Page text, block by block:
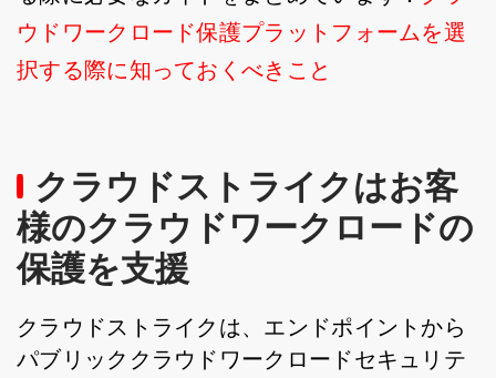
ウドワークロード保護プラットフォームを選
択する際に知っておくべきこと
クラウドストライクはお客
様のクラウドワークロードの
保護を支援
クラウドストライクは、エンドポイントから
パブリッククラウドワークロードセキュリテ